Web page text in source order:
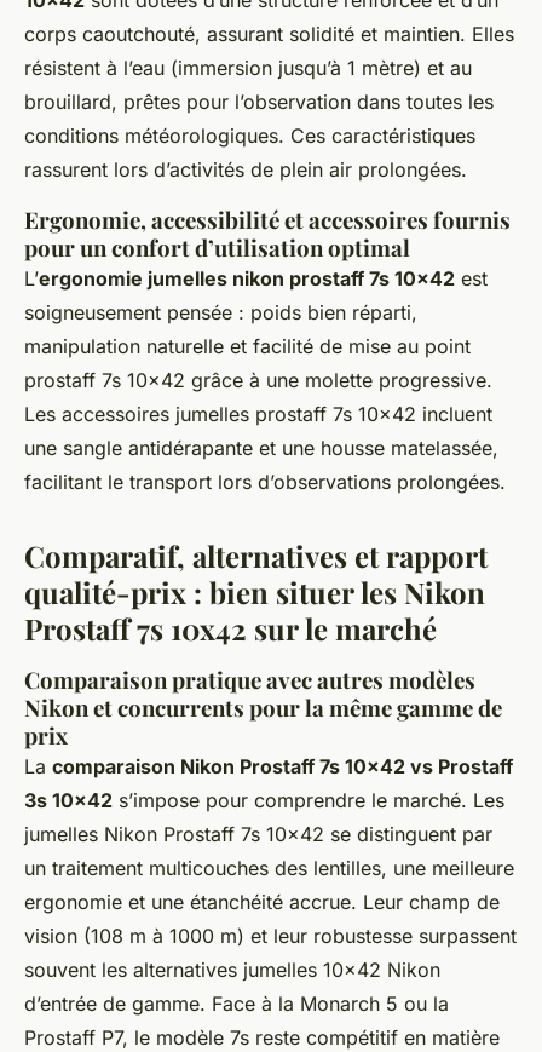
corps caoutchouté, assurant solidité et maintien. Elles
résistent à l’eau (immersion jusqu’à 1 mètre) et au
brouillard, prêtes pour l’observation dans toutes les
conditions météorologiques. Ces caractéristiques
rassurent lors d’activités de plein air prolongées.
Ergonomie, accessibilité et accessoires fournis
pour un confort d’utilisation optimal
L’ergonomie jumelles nikon prostaff 7s 10x42 est
soigneusement pensée : poids bien réparti,
manipulation naturelle et facilité de mise au point
prostaff 7s 10x42 grâce à une molette progressive.
Les accessoires jumelles prostaff 7s 10x42 incluent
une sangle antidérapante et une housse matelassée,
facilitant le transport lors d’observations prolongées.
Comparatif, alternatives et rapport
qualité-prix : bien situer les Nikon
Prostaff 7s 10x42 sur le marché
Comparaison pratique avec autres modèles
Nikon et concurrents pour la même gamme de
prix
La comparaison Nikon Prostaff 7s 10x42 vs Prostaff
3s 10x42 s’impose pour comprendre le marché. Les
jumelles Nikon Prostaff 7s 10x42 se distinguent par
un traitement multicouches des lentilles, une meilleure
ergonomie et une étanchéité accrue. Leur champ de
vision (108 m à 1000 m) et leur robustesse surpassent
souvent les alternatives jumelles 10x42 Nikon
d’entrée de gamme. Face à la Monarch 5 ou la
Prostaff P7, le modèle 7s reste compétitif en matière